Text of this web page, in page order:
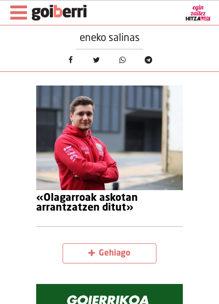
eneko salinas
«Olagarroak askotan
arrantzatzen ditut»
Gehiago